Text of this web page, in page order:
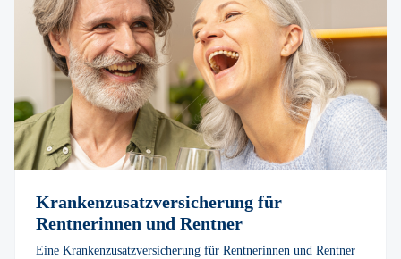
Krankenzusatz­versicherung für
Rentnerinnen und Rentner
Eine Krankenzusatzversicherung für Rentnerinnen und Rentner